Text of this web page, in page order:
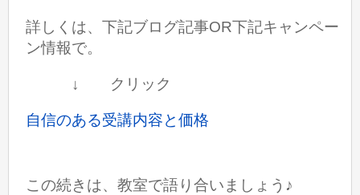
詳しくは、下記ブログ記事OR下記キャンペー
ン情報で。
↓ クリック
自信のある受講内容と価格
この続きは、教室で語り合いましょう♪